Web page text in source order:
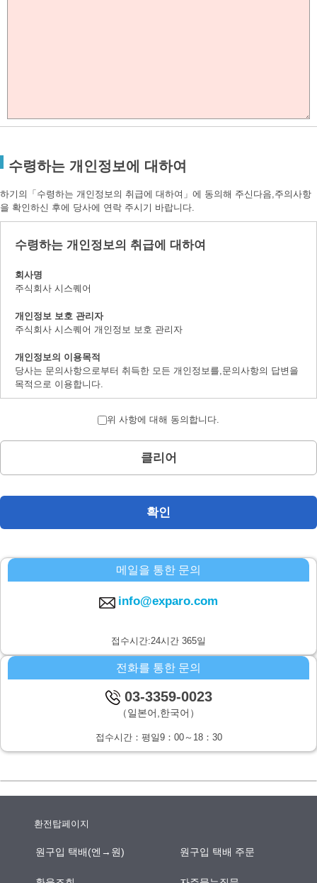
수령하는 개인정보에 대하여
하기의「수령하는 개인정보의 취급에 대하여」에 동의해 주신다음,주의사항
을 확인하신 후에 당사에 연락 주시기 바랍니다.
수령하는 개인정보의 취급에 대하여
회사명
주식회사 시스퀘어
개인정보 보호 관리자
주식회사 시스퀘어 개인정보 보호 관리자
개인정보의 이용목적
당사는 문의사항으로부터 취득한 모든 개인정보를,문의사항의 답변을
목적으로 이용합니다.
취득한 개인정보는 법률상에서 허가받은 경우를 제하고서,본인의 양해
를 구하지 않은채로 제삼자에 제공하지 않습니다.
계시 대상 개인정보의 계시 및 문의사항 창구에 대하여
본인으로부터의 요청에 의하여,당사가 보유하는 계시대상 개인정보의
주식회사 시스퀘어 개인정보 문의창구
E-MAIL：info@c-square.co.jp
개인정보를 입력하는데에 앞서서 주의사항
되지않을 경우가 있습니다.
쿠키나 web표시등을 통하여,본인이 쉽사리 인식하지 못하는 방법을 통
한 개인정보의 습득은 하지 않습니다.
위 사항에 대해 동의합니다.
클리어
확인
메일을 통한 문의
info@exparo.com
접수시간:24시간 365일
전화를 통한 문의
03-3359-0023
（일본어,한국어）
접수시간：평일9：00～18：30
환전탑페이지
원구입 택배(엔→원) 원구입 택배 주문